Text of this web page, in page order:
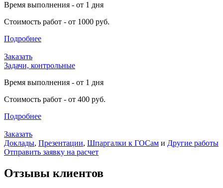
Время выполнения - от 1 дня
Стоимость работ - от 1000 руб.
Подробнее
Заказать
Задачи, контрольные
Время выполнения - от 1 дня
Стоимость работ - от 400 руб.
Подробнее
Заказать
Доклады, Презентации, Шпаргалки к ГОСам и Другие работы
Отправить заявку на расчет
Отзывы клиентов